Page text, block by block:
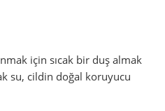
için sıcak bir duş almak
su, cildin doğal koruyucu